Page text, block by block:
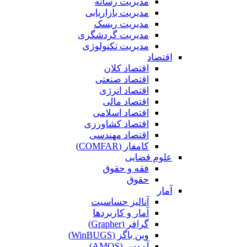
مدیریت بازاریابی
مدیریت ریسک
مدیریت گردشگری
مدیریت تکنولوژی
اقتصاد
اقتصاد کلان
اقتصاد صنعتی
اقتصاد انرژی
اقتصاد مالی
اقتصاد اسلامی
اقتصاد کشاورزی
اقتصاد مهندسی
کامفار (COMFAR)
علوم قضایی
فقه و حقوق
حقوق
آمار
آنالیز حساسیت
آمار و کاربردها
گرافر (Grapher)
وین باگز (WinBUGS)